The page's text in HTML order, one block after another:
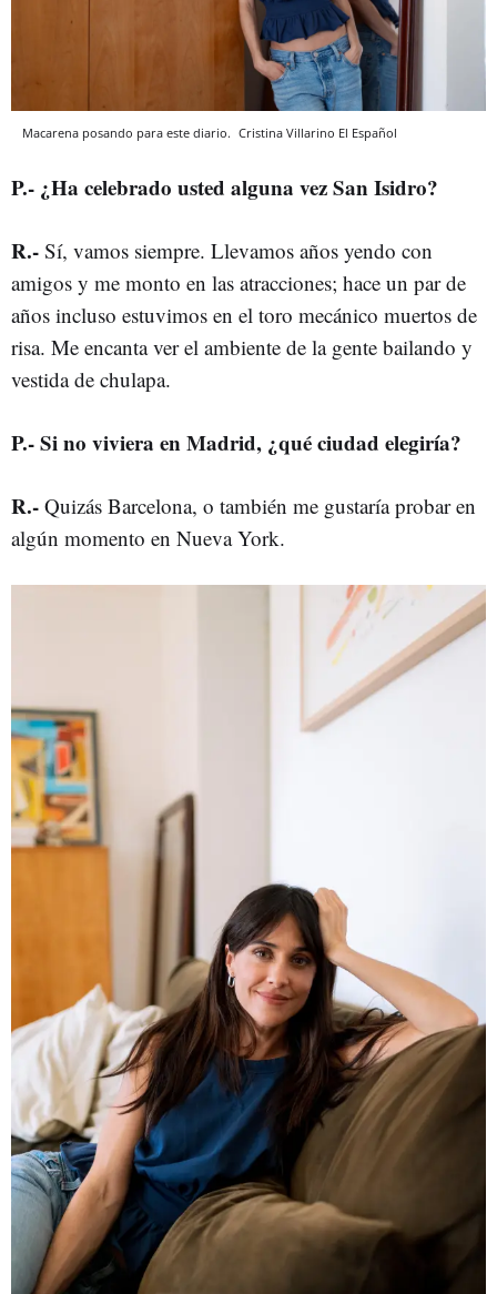
Macarena posando para este diario. Cristina Villarino El Español
P.- ¿Ha celebrado usted alguna vez San Isidro?
R.- Sí, vamos siempre. Llevamos años yendo con
amigos y me monto en las atracciones; hace un par de
años incluso estuvimos en el toro mecánico muertos de
risa. Me encanta ver el ambiente de la gente bailando y
vestida de chulapa.
P.-Si no viviera en Madrid, ¿qué ciudad elegiría?
R.- Quizás Barcelona, o también me gustaría probar en
algún momento en Nueva York.